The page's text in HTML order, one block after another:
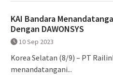
KAI Bandara
Dengan DAWONSYS
10 Sep 2023
Korea Selatan (8/9) – PT
menandatangani...